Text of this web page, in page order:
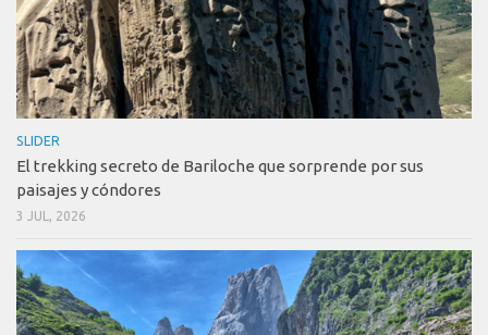
SLIDER
El trekking secreto de Bariloche que sorprende por sus
paisajes y cóndores
3 JUL, 2026